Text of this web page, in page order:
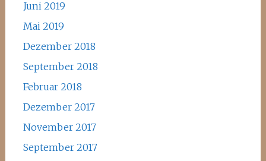
Juni 2019
Mai 2019
Dezember 2018
September 2018
Februar 2018
Dezember 2017
November 2017
September 2017